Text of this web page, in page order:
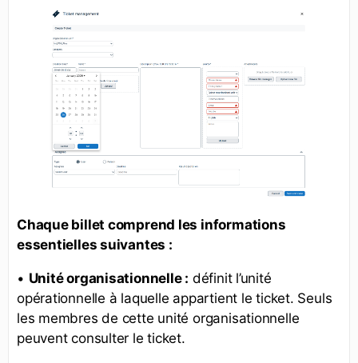
Chaque billet comprend les informations
essentielles suivantes :
• Unité organisationnelle : définit l’unité
opérationnelle à laquelle appartient le ticket. Seuls
les membres de cette unité organisationnelle
peuvent consulter le ticket.